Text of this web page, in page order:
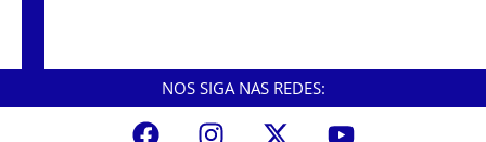
NOS SIGA NAS REDES: